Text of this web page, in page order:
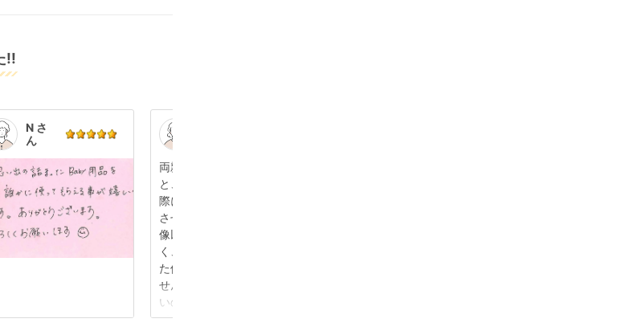
!!
N さ
ん
両親に孫の顔を見せよう
と、出産後初めて帰省した
際にベビーカーをレンタル
させていただきました。想
像以上に軽くて使いやす
く、小回りもききます。ま
た使用感も全く感じられま
せんでした。旧型だから安
いのかと思っていましたが
（あまり詳しくないので詳